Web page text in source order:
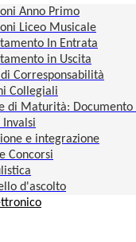
Anno Primo
Liceo Musicale
In Entrata
in Uscita
Corresponsabilità
Collegiali
di Maturità:
Invalsi
e integrazione
Concorsi
d'ascolto